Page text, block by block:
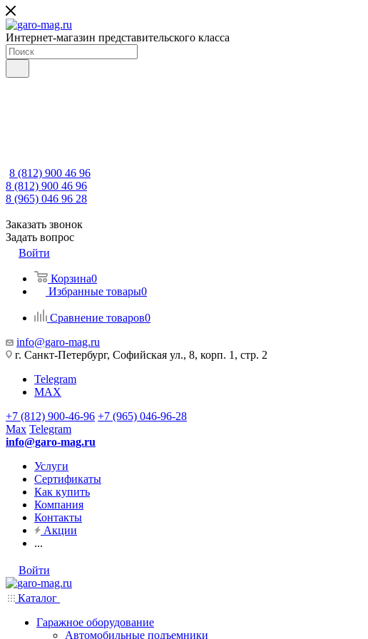
Интернет-магазин представительского класса
8 (812) 900 46 96
8 (812) 900 46 96
8 (965) 046 96 28
Заказать звонок
Задать вопрос
Войти
Корзина0
Избранные товары0
Сравнение товаров0
info@garo-mag.ru
г. Санкт-Петербург, Софийская ул., 8, корп. 1, стр. 2
Telegram
MAX
+7 (812) 900-46-96 +7 (965) 046-96-28
Max Telegram
info@garo-mag.ru
Услуги
Сертификаты
Как купить
Компания
Контакты
Акции
...
Войти
Каталог
Гаражное оборудование
Автомобильные подъемники